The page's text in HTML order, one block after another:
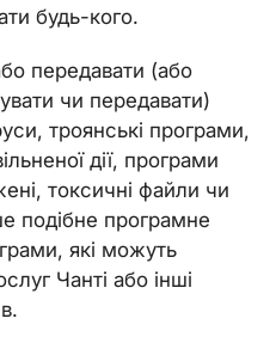
будь-кого.
передавати (або
чи передавати)
троянські програми,
дії, програми
токсичні файли чи
подібне програмне
які можуть
Чанті або інші